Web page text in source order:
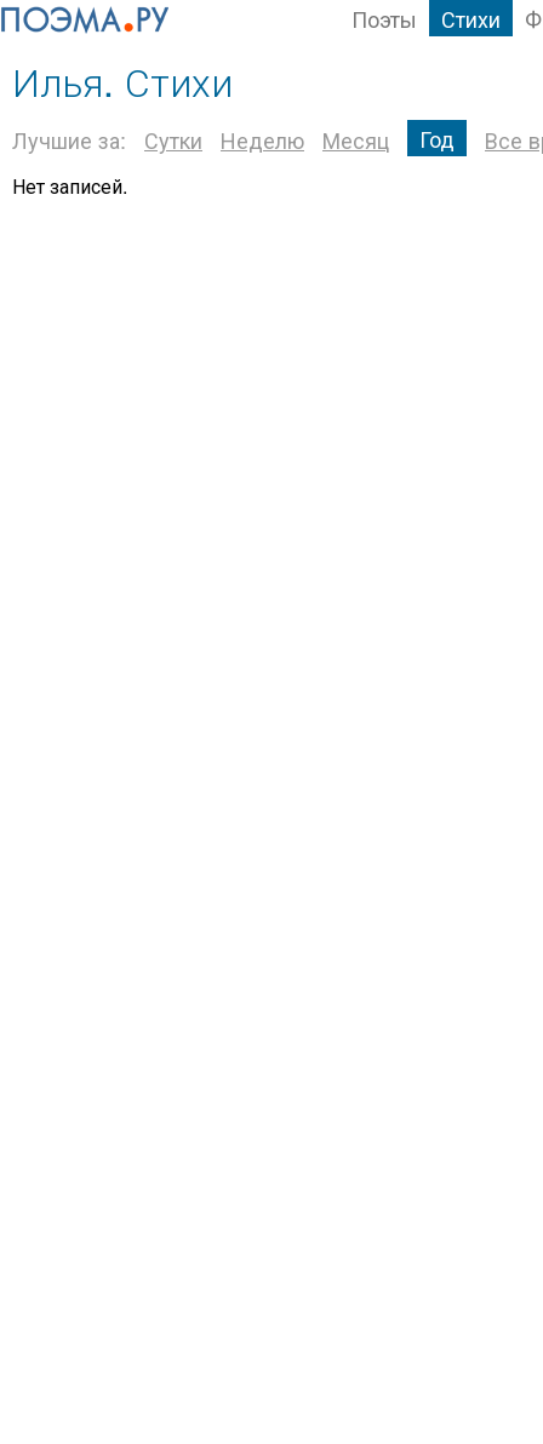
Поэты Стихи
Илья. Стихи
Лучшие за: Сутки Неделю Месяц Год Все
Нет записей.